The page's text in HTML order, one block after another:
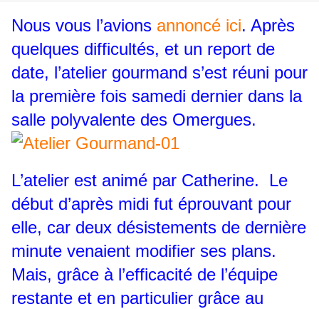
Nous vous l’avions annoncé ici. Après
quelques difficultés, et un report de
date, l’atelier gourmand s’est réuni pour
la première fois samedi dernier dans la
salle polyvalente des Omergues.
L’atelier est animé par Catherine. Le
début d’après midi fut éprouvant pour
elle, car deux désistements de dernière
minute venaient modifier ses plans.
Mais, grâce à l’efficacité de l’équipe
restante et en particulier grâce au